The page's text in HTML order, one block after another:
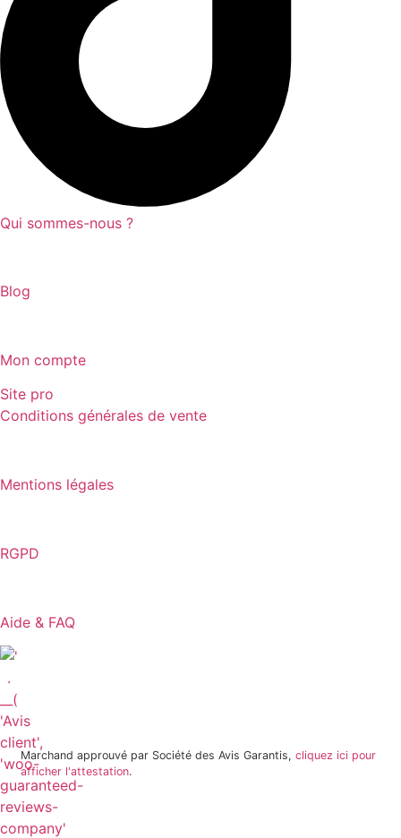
Qui sommes-nous ?
Blog
Mon compte
Site pro
Conditions générales de vente
Mentions légales
RGPD
Aide & FAQ
Marchand approuvé par Société des Avis Garantis, cliquez ici pour
afficher l'attestation.